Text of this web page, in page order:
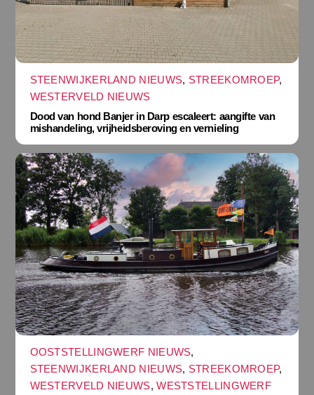
STEENWIJKERLAND NIEUWS, STREEKOMROEP,
WESTERVELD NIEUWS
Dood van hond Banjer in Darp escaleert: aangifte van
mishandeling, vrijheidsberoving en vernieling
OOSTSTELLINGWERF NIEUWS,
STEENWIJKERLAND NIEUWS, STREEKOMROEP,
WESTERVELD NIEUWS,WESTSTELLINGWERF